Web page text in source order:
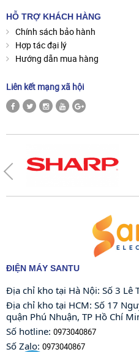
HỖ TRỢ KHÁCH HÀNG
Chính sách bảo hành
Hợp tác đại lý
Hướng dẫn mua hàng
Liên kết mạng xã hội
ĐIỆN MÁY SANTU
Địa chỉ kho tại Hà Nội: Số 3 Lê
Địa chỉ kho tại HCM: Số 17
quận Phú Nhuận, TP Hồ Chí
Số hotline: 0973040867
Số Zalo: 0973040867